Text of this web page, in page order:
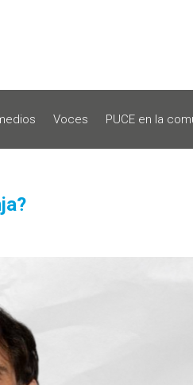
Voces PUCE en la